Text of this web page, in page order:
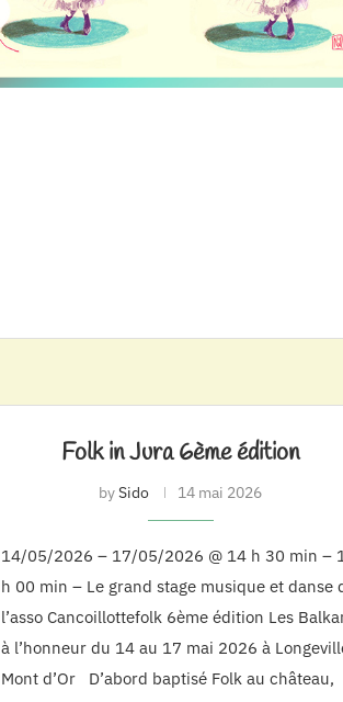
Folk in Jura 6ème édition
bySido 14 mai 2026
14/05/2026 – 17/05/2026 @ 14 h 30 min –
h 00 min – Le grand stage musique et danse
l’asso Cancoillottefolk 6ème édition Les
à l’honneur du 14 au 17 mai 2026 à
Mont d’Or D’abord baptisé Folk au château,